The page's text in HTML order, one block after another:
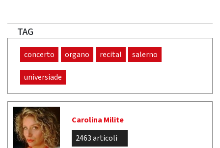
TAG
concerto organo recital salerno
universiade
Carolina Milite
2463 articoli